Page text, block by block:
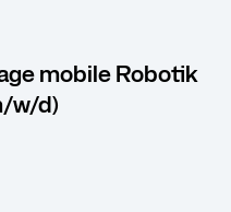
mobile Robotik
w/d)